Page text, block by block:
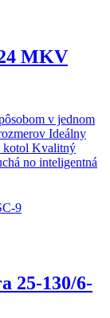
MKV
v jednom
Ideálny
kotol Kvalitný
no inteligentná
25-130/6-